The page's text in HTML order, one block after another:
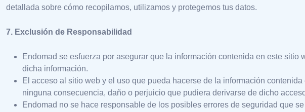
detallada sobre cómo recopilamos, utilizamos y protegemos tus datos.
7. Exclusión de Responsabilidad
Endomad se esfuerza por asegurar que la información contenida en este
dicha información.
El acceso al sitio web y el uso que pueda hacerse de la información
ninguna consecuencia, daño o perjuicio que pudiera derivarse de dicho
Endomad no se hace responsable de los posibles errores de seguridad que